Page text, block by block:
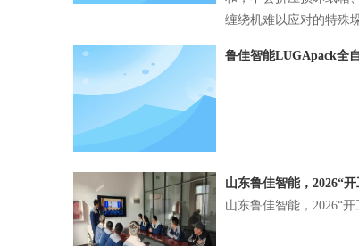
缠绕机难以应对的特殊
鲁佳智能LUGApack全
山东鲁佳智能，2026“
山东鲁佳智能，2026“